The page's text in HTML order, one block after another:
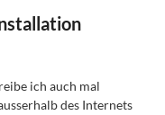
ich auch mal
des Internets